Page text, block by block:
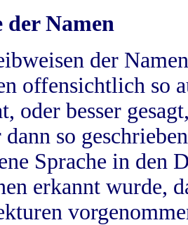
der Namen
der
offensichtlich so
oder besser
dann so
Sprache in
erkannt wurde,